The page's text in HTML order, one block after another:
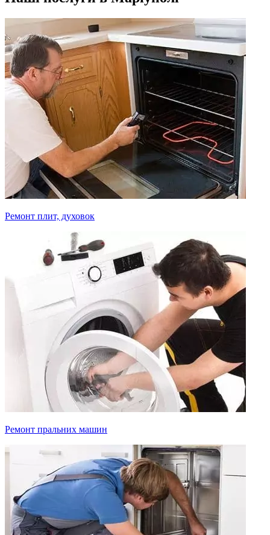
Ремонт плит, духовок
Ремонт пральних машин